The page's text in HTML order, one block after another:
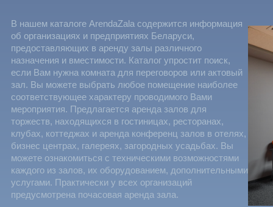
В нашем каталоге ArendaZala содержится информация
об организациях и предприятиях Беларуси,
предоставляющих в аренду залы различного
назначения и вместимости. Каталог упростит поиск,
если Вам нужна комната для переговоров или актовый
зал. Вы можете выбрать любое помещение наиболее
соответствующее характеру проводимого Вами
мероприятия. Предлагается аренда залов для
торжеств, находящихся в гостиницах, ресторанах,
клубах, коттеджах и аренда конференц залов в отелях,
бизнес центрах, галереях, загородных усадьбах. Вы
можете ознакомиться с техническими возможностями
каждого из залов, их оборудованием, дополнительными
услугами. Практически у всех организаций
предусмотрена почасовая аренда зала.